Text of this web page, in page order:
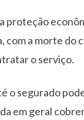
proteção
com a morte
o serviço.
o segurado
em geral